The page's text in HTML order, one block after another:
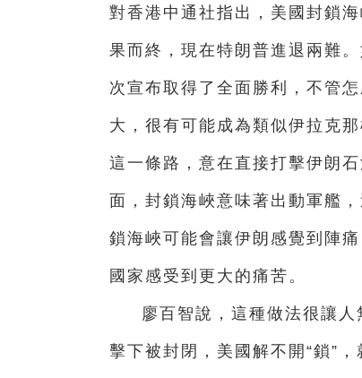
對香港中通社指出，美國封鎖
果而終，現在特朗普進退兩難
次宣布取得了全面勝利，不管
大，很有可能成為類似伊拉克
這一條路，意在直接打擊伊朗
面，封鎖海峽意味著出動軍艦
鎖海峽可能會讓伊朗感覺到陣
國家感受到更大的痛苦。
廖百智說，這種做法很讓
擊下被封閉，美國解不開“鎖”